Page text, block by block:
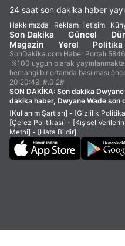
24 saat son dakika haber
Hakkımızda Reklam İletişim
Son Dakika Güncel
Magazin
Yerel Politika
SonDakika.com Haber Portalı
%100 uygun olarak
herhangi bir ortamda basılması
20:20:49. #.0.2#
SON DAKİKA: Son dakika
dakika haber, Dwyane Wade son
[Kullanım Şartları] - [Gizlilik
[Çerez Politikası] - [Kişisel
Metni] - [Hata Bildir]